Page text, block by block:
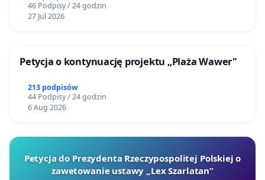
46 Podpisy / 24 godzin
27 Jul 2026
Petycja o kontynuację projektu „Plaża Wawer"
213 podpisów
44 Podpisy / 24 godzin
6 Aug 2026
Petycja do Prezydenta Rzeczypospolitej Polskiej o
zawetowanie ustawy „Lex Szarlatan”